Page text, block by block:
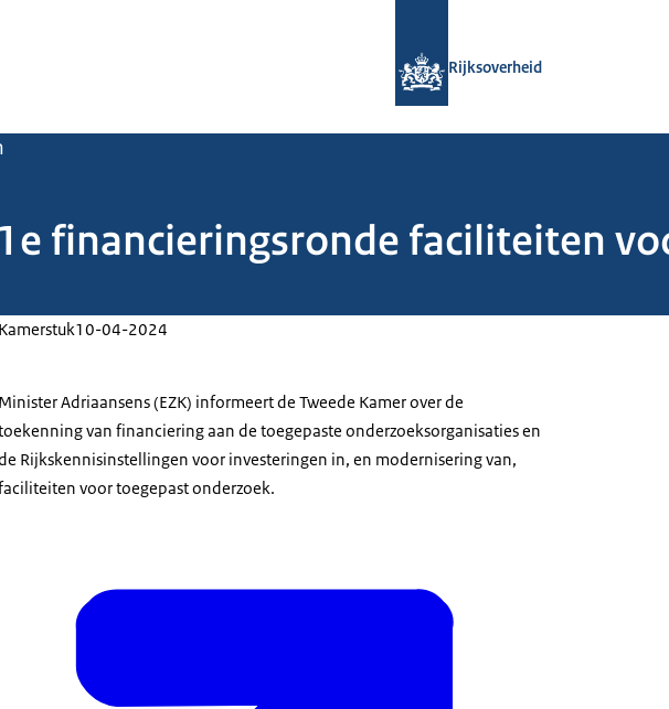
Rijksoverheid
financieringsronde faciliteiten
Kamerstuk10-04-2024
Minister Adriaansens (EZK) informeert de Tweede Kamer over de
van financiering aan de toegepaste onderzoeksorganisaties en
Rijkskennisinstellingen voor investeringen in, en modernisering van,
voor toegepast onderzoek.